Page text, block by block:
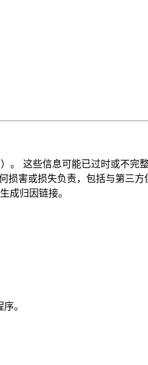
这些信息可能已过时或不完
害或损失负责，包括与第三方
归因链接。
。